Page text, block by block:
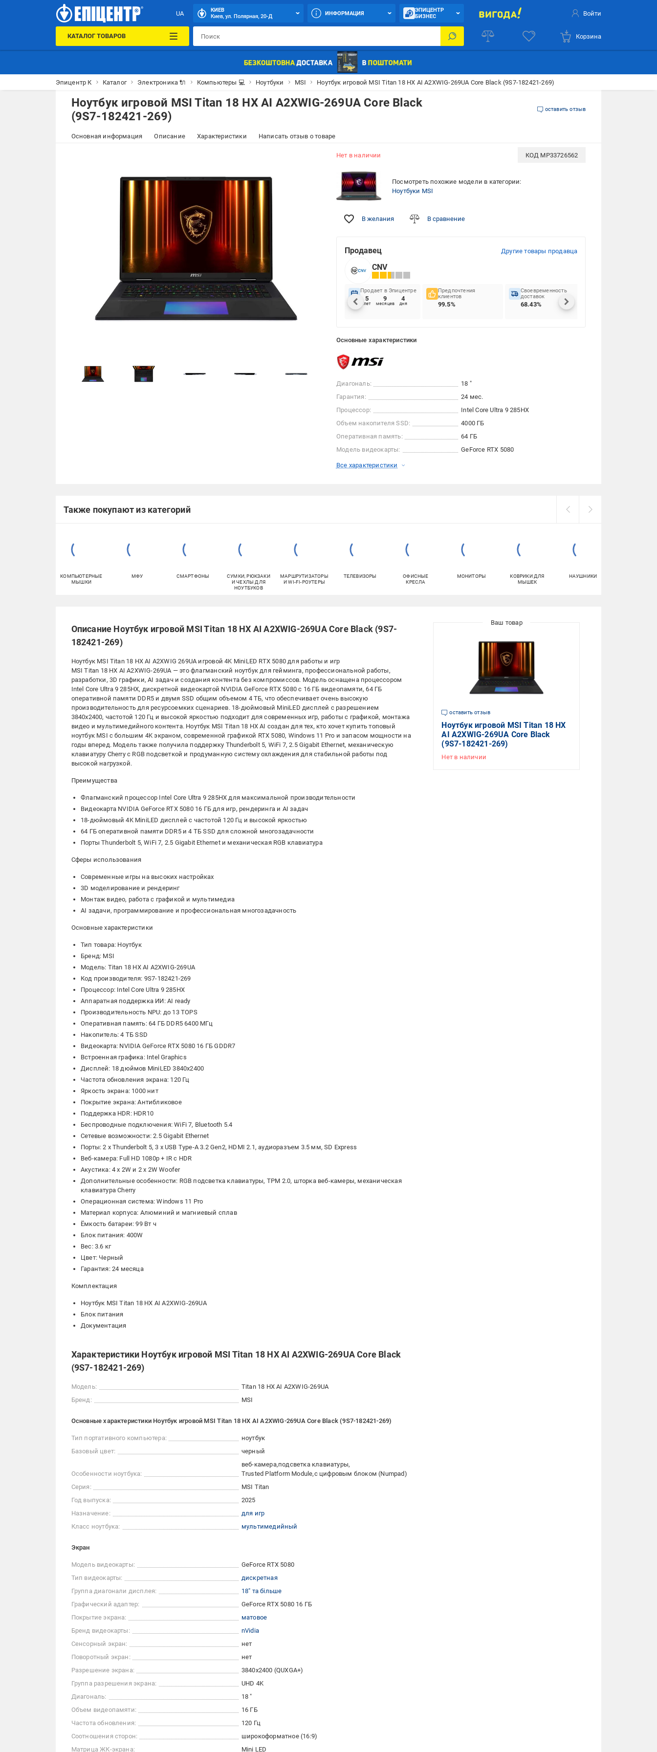
UA
КИЕВ
Киев, ул. Полярная, 20-Д
ИНФОРМАЦИЯ
ЭПИЦЕНТР
БИЗНЕС
Войти
КАТАЛОГ ТОВАРОВ Корзина
Эпицентр К Каталог Электроника 🔌 Компьютеры 💻 Ноутбуки MSI Ноутбук игровой MSI Titan 18 HX AI A2XWIG-269UA Core Black (9S7-182421-269)
Ноутбук игровой MSI Titan 18 HX AI A2XWIG-269UA Core Black
(9S7-182421-269)
оставить отзыв
Основная информация Описание Характеристики Написать отзыв о товаре
Нет в наличии КОД MP33726562
Посмотреть похожие модели в категории:
Ноутбуки MSI
В желания В сравнение
Продавец Другие товары продавца
CNV
Продает в Эпицентре
5
лет
9
месяцев
4
дня
Предпочтения
клиентов
99.5%
Своевременность
доставок
68.43%
Основные характеристики
Диагональ:
18 "
Гарантия:
24 мес.
Процессор:
Intel Core Ultra 9 285HX
Объем накопителя SSD:
4000 ГБ
Оперативная память:
64 ГБ
Модель видеокарты:
GeForce RTX 5080
Все характеристики
Также покупают из категорий
КОМПЬЮТЕРНЫЕ
МЫШКИ
МФУ СМАРТФОНЫ
СУМКИ, РЮКЗАКИ
И ЧЕХЛЫ ДЛЯ
НОУТБУКОВ
МАРШРУТИЗАТОРЫ
И WI-FI-РОУТЕРЫ
ТЕЛЕВИЗОРЫ
ОФИСНЫЕ
КРЕСЛА
МОНИТОРЫ
КОВРИКИ ДЛЯ
МЫШЕК
НАУШНИКИ
Описание Ноутбук игровой MSI Titan 18 HX AI A2XWIG-269UA Core Black (9S7-
182421-269)
Ноутбук MSI Titan 18 HX AI A2XWIG 269UA игровой 4K MiniLED RTX 5080 для работы и игр
MSI Titan 18 HX AI A2XWIG-269UA — это флагманский ноутбук для гейминга, профессиональной работы,
разработки, 3D графики, AI задач и создания контента без компромиссов. Модель оснащена процессором
Intel Core Ultra 9 285HX, дискретной видеокартой NVIDIA GeForce RTX 5080 с 16 ГБ видеопамяти, 64 ГБ
оперативной памяти DDR5 и двумя SSD общим объемом 4 ТБ, что обеспечивает очень высокую
производительность для ресурсоемких сценариев. 18-дюймовый MiniLED дисплей с разрешением
3840x2400, частотой 120 Гц и высокой яркостью подходит для современных игр, работы с графикой, монтажа
видео и мультимедийного контента. Ноутбук MSI Titan 18 HX AI создан для тех, кто хочет купить топовый
ноутбук MSI с большим 4K экраном, современной графикой RTX 5080, Windows 11 Pro и запасом мощности на
годы вперед. Модель также получила поддержку Thunderbolt 5, WiFi 7, 2.5 Gigabit Ethernet, механическую
клавиатуру Cherry с RGB подсветкой и продуманную систему охлаждения для стабильной работы под
высокой нагрузкой.
Преимущества
Флагманский процессор Intel Core Ultra 9 285HX для максимальной производительности
Видеокарта NVIDIA GeForce RTX 5080 16 ГБ для игр, рендеринга и AI задач
18-дюймовый 4K MiniLED дисплей с частотой 120 Гц и высокой яркостью
64 ГБ оперативной памяти DDR5 и 4 ТБ SSD для сложной многозадачности
Порты Thunderbolt 5, WiFi 7, 2.5 Gigabit Ethernet и механическая RGB клавиатура
Сферы использования
Современные игры на высоких настройках
3D моделирование и рендеринг
Монтаж видео, работа с графикой и мультимедиа
AI задачи, программирование и профессиональная многозадачность
Основные характеристики
Тип товара: Ноутбук
Бренд: MSI
Модель: Titan 18 HX AI A2XWIG-269UA
Код производителя: 9S7-182421-269
Процессор: Intel Core Ultra 9 285HX
Аппаратная поддержка ИИ: AI ready
Производительность NPU: до 13 TOPS
Оперативная память: 64 ГБ DDR5 6400 МГц
Накопитель: 4 ТБ SSD
Видеокарта: NVIDIA GeForce RTX 5080 16 ГБ GDDR7
Встроенная графика: Intel Graphics
Дисплей: 18 дюймов MiniLED 3840x2400
Частота обновления экрана: 120 Гц
Яркость экрана: 1000 нит
Покрытие экрана: Антибликовое
Поддержка HDR: HDR10
Беспроводные подключения: WiFi 7, Bluetooth 5.4
Сетевые возможности: 2.5 Gigabit Ethernet
Порты: 2 x Thunderbolt 5, 3 x USB Type-A 3.2 Gen2, HDMI 2.1, аудиоразъем 3.5 мм, SD Express
Веб-камера: Full HD 1080p + IR с HDR
Акустика: 4 x 2W и 2 x 2W Woofer
Дополнительные особенности: RGB подсветка клавиатуры, TPM 2.0, шторка веб-камеры, механическая
клавиатура Cherry
Операционная система: Windows 11 Pro
Материал корпуса: Алюминий и магниевый сплав
Ёмкость батареи: 99 Вт ч
Блок питания: 400W
Вес: 3.6 кг
Цвет: Черный
Гарантия: 24 месяца
Комплектация
Ноутбук MSI Titan 18 HX AI A2XWIG-269UA
Блок питания
Документация
Характеристики Ноутбук игровой MSI Titan 18 HX AI A2XWIG-269UA Core Black
(9S7-182421-269)
Модель:
Titan 18 HX AI A2XWIG-269UA
Бренд:
MSI
Основные характеристики Ноутбук игровой MSI Titan 18 HX AI A2XWIG-269UA Core Black (9S7-182421-269)
Тип портативного компьютера:
ноутбук
Базовый цвет:
черный
Особенности ноутбука:
веб-камера подсветка клавиатуры
Trusted Platform Module с цифровым блоком (Numpad)
Серия:
MSI Titan
Год выпуска:
2025
Назначение:
для игр
Класс ноутбука:
мультимедийный
Экран
Модель видеокарты:
GeForce RTX 5080
Тип видеокарты:
дискретная
Группа диагонали дисплея:
18" та більше
Графический адаптер:
GeForce RTX 5080 16 ГБ
Покрытие экрана:
матовое
Бренд видеокарты:
nVidia
Сенсорный экран:
нет
Поворотный экран:
нет
Разрешение экрана:
3840x2400 (QUXGA+)
Группа разрешения экрана:
UHD 4K
Диагональ:
18 "
Объем видеопамяти:
16 ГБ
Частота обновления:
120 Гц
Соотношения сторон:
широкоформатное (16:9)
Матрица ЖК-экрана:
Mini LED
оставить отзыв
Ноутбук игровой MSI Titan 18 HX
AI A2XWIG-269UA Core Black
(9S7-182421-269)
Нет в наличии